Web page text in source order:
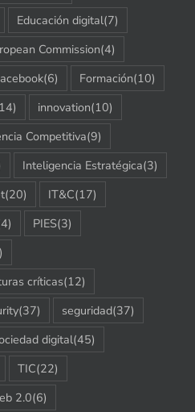
Educación digital(7)
Commission(4)
(6) Formación(10)
innovation(10)
Competitiva(9)
Inteligencia Estratégica(3)
(20) IT&C(17)
PIES(3)
críticas(12)
(37) seguridad(37)
digital(45)
TIC(22)
2.0(6)